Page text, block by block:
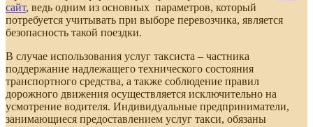
сайт, ведь одним из основных параметров, который
потребуется учитывать при выборе перевозчика, является
безопасность такой поездки.
В случае использования услуг таксиста – частника
поддержание надлежащего технического состояния
транспортного средства, а также соблюдение правил
дорожного движения осуществляется исключительно на
усмотрение водителя. Индивидуальные предприниматели,
занимающиеся предоставлением услуг такси, обязаны